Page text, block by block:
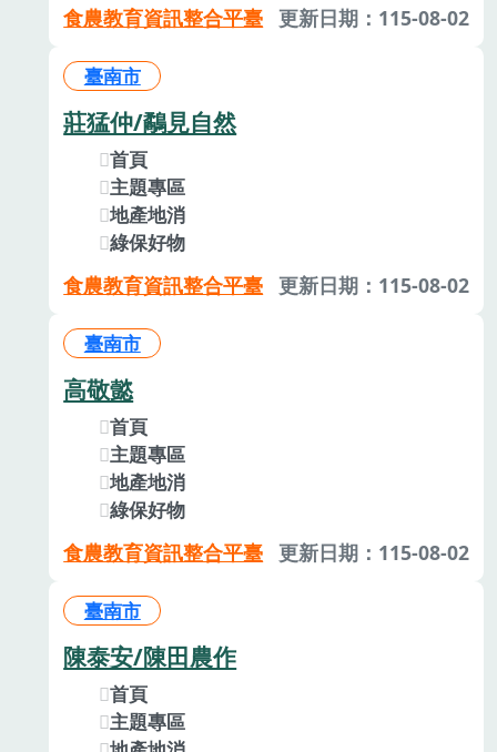
食農教育資訊整合平臺 更新日期：115-08-02
臺南市
莊猛仲/鷸見自然
首頁
主題專區
地產地消
綠保好物
食農教育資訊整合平臺 更新日期：115-08-02
臺南市
高敬懿
首頁
主題專區
地產地消
綠保好物
食農教育資訊整合平臺 更新日期：115-08-02
臺南市
陳泰安/陳田農作
首頁
主題專區